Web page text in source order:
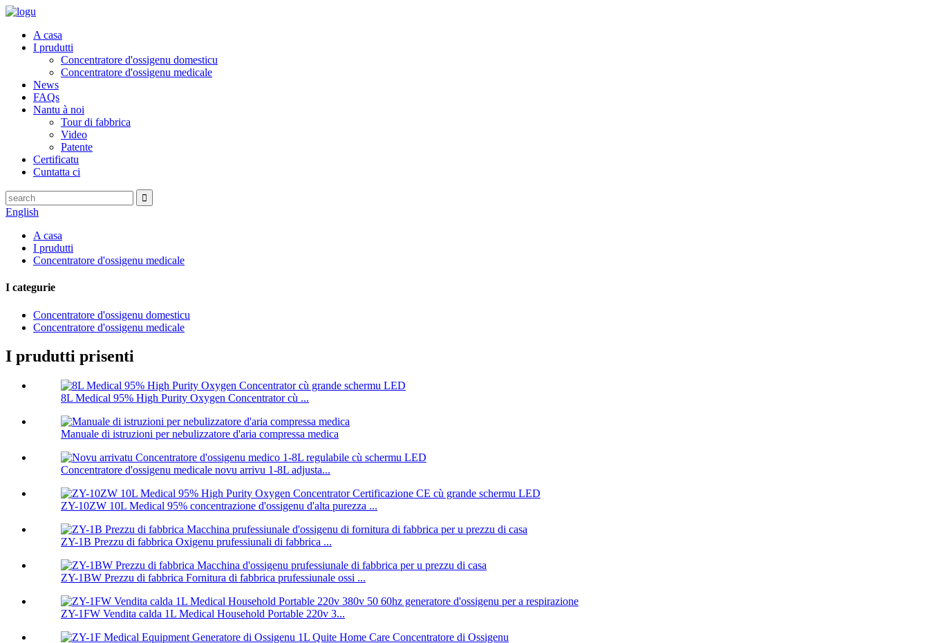
A casa
I prudutti
Concentratore d'ossigenu domesticu
Concentratore d'ossigenu medicale
News
FAQs
Nantu à noi
Tour di fabbrica
Video
Patente
Certificatu
Cuntatta ci
English
A casa
I prudutti
Concentratore d'ossigenu medicale
I categurie
Concentratore d'ossigenu domesticu
Concentratore d'ossigenu medicale
I prudutti prisenti
8L Medical 95% High Purity Oxygen Concentrator cù ...
Manuale di istruzioni per nebulizzatore d'aria compressa medica
Concentratore d'ossigenu medicale novu arrivu 1-8L adjusta...
ZY-10ZW 10L Medical 95% concentrazione d'ossigenu d'alta purezza ...
ZY-1B Prezzu di fabbrica Oxigenu prufessiunali di fabbrica ...
ZY-1BW Prezzu di fabbrica Fornitura di fabbrica prufessiunale ossi ...
ZY-1FW Vendita calda 1L Medical Household Portable 220v 3...